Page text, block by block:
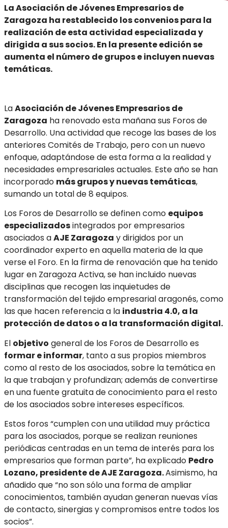
La Asociación de Jóvenes Empresarios de
Zaragoza ha restablecido los convenios para la
realización de esta actividad especializada y
dirigida a sus socios. En la presente edición se
aumenta el número de grupos e incluyen nuevas
temáticas.
LaAsociación de Jóvenes Empresarios de
Zaragoza ha renovado esta mañana sus Foros de
Desarrollo. Una actividad que recoge las bases de los
anteriores Comités de Trabajo, pero con un nuevo
enfoque, adaptándose de esta forma a la realidad y
necesidades empresariales actuales. Este año se han
incorporado más grupos y nuevas temáticas,
sumando un total de 8 equipos.
Los Foros de Desarrollo se definen como equipos
especializadosintegrados por empresarios
asociados aAJE Zaragoza y dirigidos por un
coordinador experto en aquella materia de la que
verse el Foro. En la firma de renovación que ha tenido
lugar en Zaragoza Activa, se han incluido nuevas
disciplinas que recogen las inquietudes de
transformación del tejido empresarial aragonés, como
las que hacen referencia a la industria 4.0, a la
protección de datos o a la transformación digital.
El objetivo general de los Foros de Desarrollo es
formar e informar, tanto a sus propios miembros
como al resto de los asociados, sobre la temática en
la que trabajan y profundizan; además de convertirse
en una fuente gratuita de conocimiento para el resto
de los asociados sobre intereses específicos.
Estos foros “cumplen con una utilidad muy práctica
para los asociados, porque se realizan reuniones
periódicas centradas en un tema de interés para los
empresarios que forman parte”, ha explicado Pedro
Lozano, presidente de AJE Zaragoza.Asimismo, ha
añadido que “no son sólo una forma de ampliar
conocimientos, también ayudan generan nuevas vías
de contacto, sinergias y compromisos entre todos los
socios”.